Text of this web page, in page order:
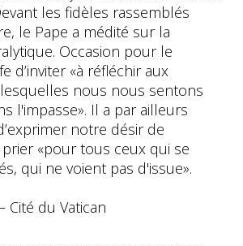
les fidèles rassemblés
le Pape a médité sur la
Occasion pour le
d’inviter «à réfléchir aux
nous nous sentons
l'impasse». Il a par ailleurs
notre désir de
«pour tous ceux qui se
qui ne voient pas d'issue».
Cité du Vatican